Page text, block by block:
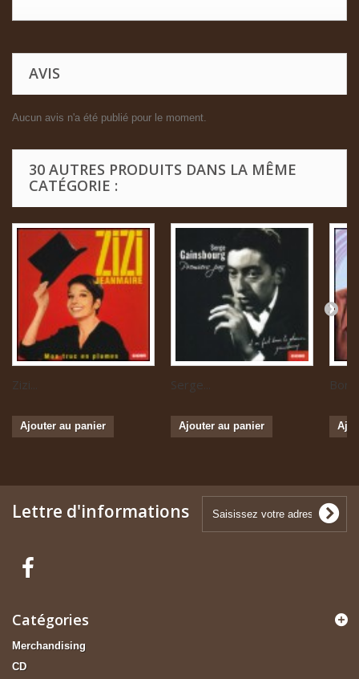
AVIS
Aucun avis n'a été publié pour le moment.
30 AUTRES PRODUITS DANS LA MÊME
CATÉGORIE :
Zizi...
Ajouter au panier
Serge...
Ajouter au panier
Lettre d'informations
Catégories
Merchandising
CD